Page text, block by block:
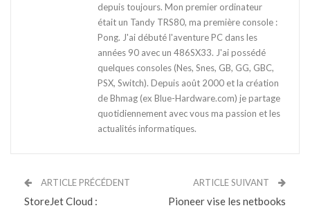
depuis toujours. Mon premier ordinateur
était un Tandy TRS80, ma première console :
Pong. J'ai débuté l'aventure PC dans les
années 90 avec un 486SX33. J'ai possédé
quelques consoles (Nes, Snes, GB, GG, GBC,
PSX, Switch). Depuis août 2000 et la création
de Bhmag (ex Blue-Hardware.com) je partage
quotidiennement avec vous ma passion et les
actualités informatiques.
ARTICLE PRÉCÉDENT
StoreJet Cloud :
ARTICLE SUIVANT
Pioneer vise les netbooks